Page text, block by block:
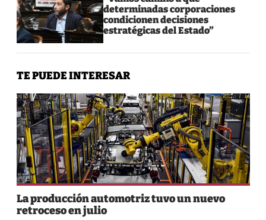
determinadas corporaciones
condicionen decisiones
estratégicas del Estado”
TE PUEDE INTERESAR
La producción automotriz tuvo un nuevo
retroceso en julio